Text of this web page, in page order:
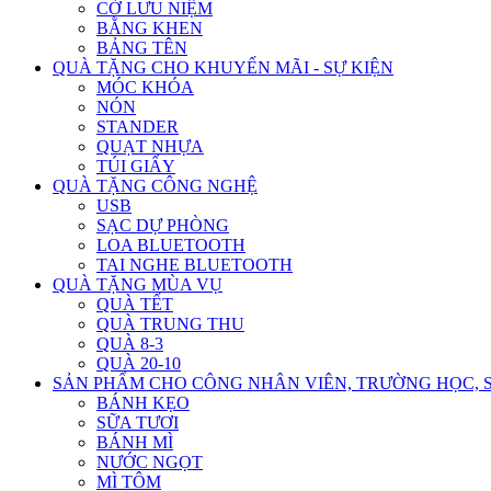
CỜ LƯU NIỆM
BẰNG KHEN
BẢNG TÊN
QUÀ TẶNG CHO KHUYẾN MÃI - SỰ KIỆN
MÓC KHÓA
NÓN
STANDER
QUẠT NHỰA
TÚI GIẤY
QUÀ TẶNG CÔNG NGHỆ
USB
SẠC DỰ PHÒNG
LOA BLUETOOTH
TAI NGHE BLUETOOTH
QUÀ TẶNG MÙA VỤ
QUÀ TẾT
QUÀ TRUNG THU
QUÀ 8-3
QUÀ 20-10
SẢN PHẨM CHO CÔNG NHÂN VIÊN, TRƯỜNG HỌC,
BÁNH KẸO
SỮA TƯƠI
BÁNH MÌ
NƯỚC NGỌT
MÌ TÔM